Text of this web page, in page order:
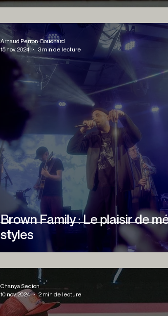
Brown Family : Le plaisir de
styles
Arnaud Perron-Bouchard
15 nov. 2024
3 min de lecture
Chanya Sedion
10 nov. 2024
2 min de lecture